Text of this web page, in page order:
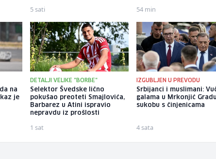
5 sati 54 min
na
je
DETALJI VELIKE "BORBE"
Selektor Švedske lično
pokušao preoteti Smajlovića,
Barbarez u Atini ispravio
nepravdu iz prošlosti
1 sat
IZGUBLJEN U PREVODU
Srbijanci i muslimani:
galama u Mrkonjić
sukobu s činjenicama
4 sata